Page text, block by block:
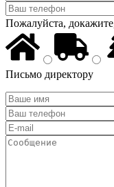
Пожалуйста,
Письмо директору